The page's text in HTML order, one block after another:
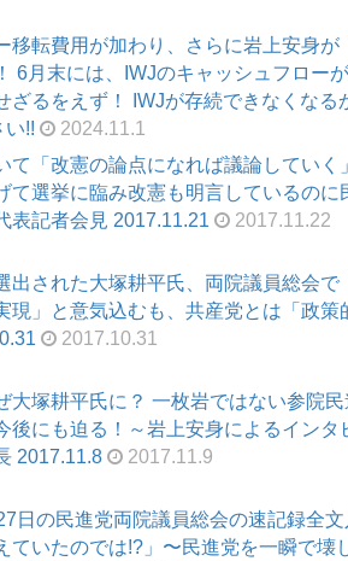
移転費用が加わり、さらに岩上安身
6月末には、IWJのキャッシュフロー
ざるをえず！ IWJが存続できなくなる
い!!
2024.11.1
て「改憲の論点になれば議論してい
て選挙に臨み改憲も明言しているのに
表記者会見 2017.11.21
2017.11.22
出された大塚耕平氏、両院議員総会
現」と意気込むも、共産党とは「政
2017.10.31
大塚耕平氏に？ 一枚岩ではない参院
後にも迫る！～岩上安身によるイン
2017.11.8
2017.11.9
日の民進党両院議員総会の速記録全
ていたのでは!?」〜民進党を一瞬で壊